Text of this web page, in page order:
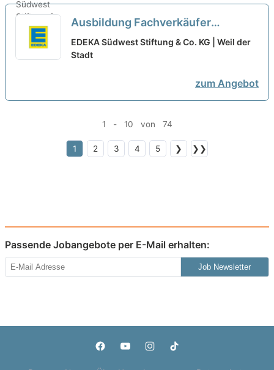
Ausbildung Fachverkäufer
Fleischerei (m/w/d) - 2026 neu
EDEKA Südwest Stiftung & Co. KG | Weil der
Stadt
zum Angebot
1 - 10 von 74
1 2 3 4 5 ❯ ❯❯
Passende Jobangebote per E-Mail erhalten:
Job Newsletter